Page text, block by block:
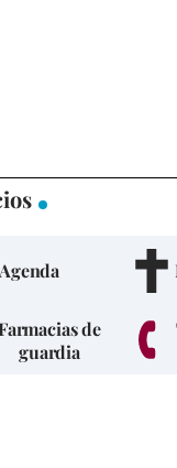
Agenda
de
guardia